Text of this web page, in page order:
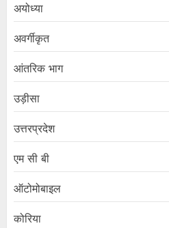
अयोध्या
अवर्गीकृत
आंतरिक भाग
उड़ीसा
उत्तरप्रदेश
एम सी बी
ऑटोमोबाइल
कोरिया